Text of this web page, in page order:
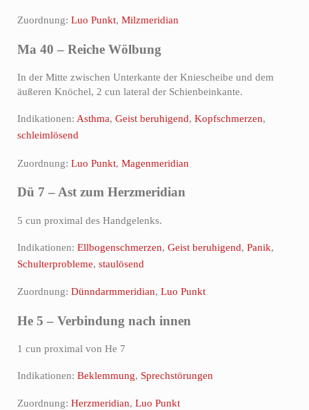
Zuordnung: Luo Punkt, Milzmeridian
Ma 40 – Reiche Wölbung
In der Mitte zwischen Unterkante der Kniescheibe und dem
äußeren Knöchel, 2 cun lateral der Schienbeinkante.
Indikationen: Asthma, Geist beruhigend, Kopfschmerzen,
schleimlösend
Zuordnung: Luo Punkt, Magenmeridian
Dü 7 – Ast zum Herzmeridian
5 cun proximal des Handgelenks.
Indikationen: Ellbogenschmerzen, Geist beruhigend, Panik,
Schulterprobleme, staulösend
Zuordnung: Dünndarmmeridian, Luo Punkt
He 5 – Verbindung nach innen
1 cun proximal von He 7
Indikationen: Beklemmung, Sprechstörungen
Zuordnung: Herzmeridian, Luo Punkt